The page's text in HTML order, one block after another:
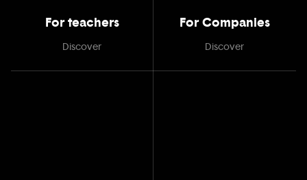
For teachers
Discover
For Companies
Discover